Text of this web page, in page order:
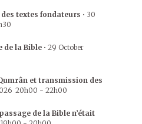
textes fondateurs • 30
de la Bible • 29 October
et transmission des
20h00 - 22h00
de la Bible n’était